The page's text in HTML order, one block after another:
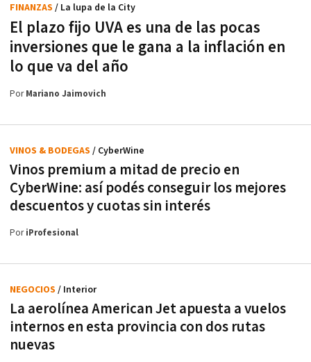
El plazo fijo UVA es una de las pocas
inversiones que le gana a la inflación en
lo que va del año
FINANZAS / La lupa de la City
PorMariano Jaimovich
Vinos premium a mitad de precio en
CyberWine: así podés conseguir los mejores
descuentos y cuotas sin interés
VINOS & BODEGAS / CyberWine
PoriProfesional
La aerolínea American Jet apuesta a vuelos
internos en esta provincia con dos rutas
nuevas
NEGOCIOS / Interior